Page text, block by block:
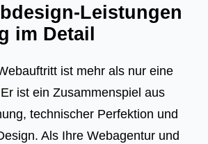
Leistungen
im Detail
ist mehr als nur eine
ist ein Zusammenspiel aus
technischer Perfektion und
Als Ihre Webagentur und